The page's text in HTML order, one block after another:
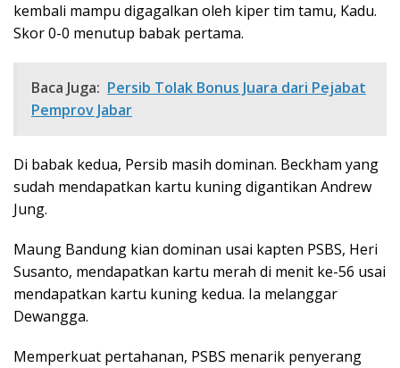
kembali mampu digagalkan oleh kiper tim tamu, Kadu.
Skor 0-0 menutup babak pertama.
Baca Juga: Persib Tolak Bonus Juara dari Pejabat
Pemprov Jabar
Di babak kedua, Persib masih dominan. Beckham yang
sudah mendapatkan kartu kuning digantikan Andrew
Jung.
Maung Bandung kian dominan usai kapten PSBS, Heri
Susanto, mendapatkan kartu merah di menit ke-56 usai
mendapatkan kartu kuning kedua. Ia melanggar
Dewangga.
Memperkuat pertahanan, PSBS menarik penyerang